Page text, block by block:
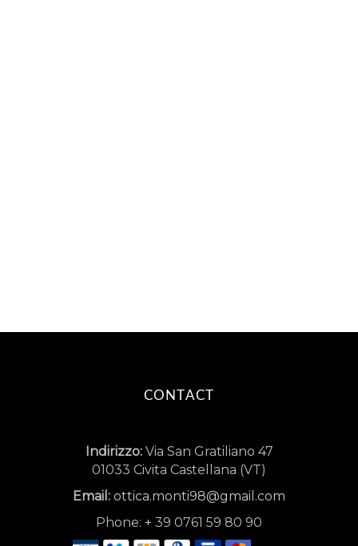
CONTACT
Indirizzo:Via San Gratiliano 47
01033 Civita Castellana (VT)
Email: ottica.monti98@gmail.com
Phone: + 39 0761 59 80 90